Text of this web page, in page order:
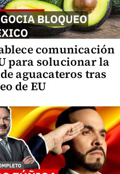
comunicación
para solucionar la
aguacateros tras
de EU